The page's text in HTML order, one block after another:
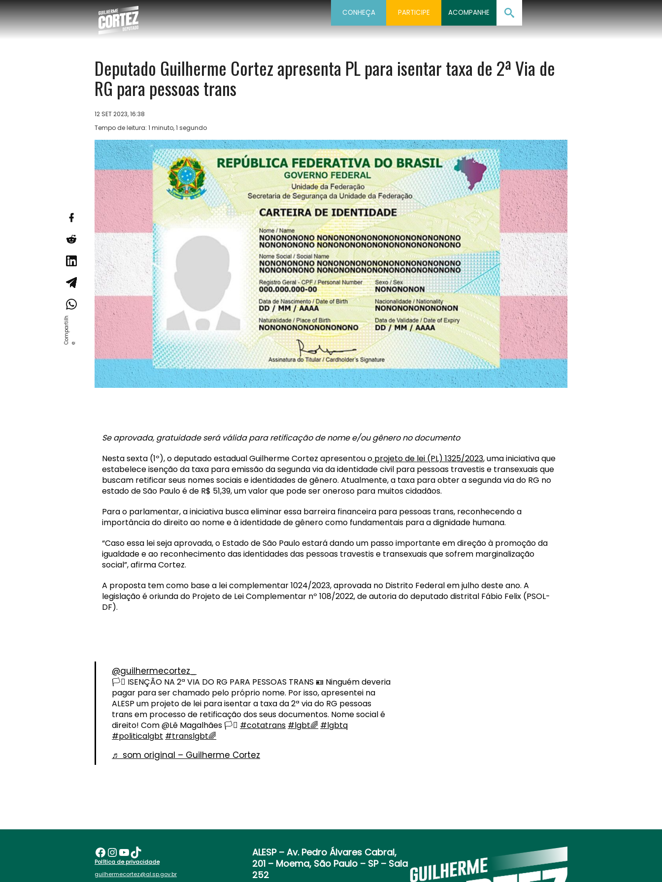
CONHEÇA PARTICIPE ACOMPANHE
Deputado Guilherme Cortez apresenta PL para isentar taxa de 2ª Via de
RG para pessoas trans
12 SET 2023, 16:38
Tempo de leitura: 1 minuto, 1 segundo
Se aprovada, gratuidade será válida para retificação de nome e/ou gênero no documento
Nesta sexta (1º), o deputado estadual Guilherme Cortez apresentou o projeto de lei (PL) 1325/2023, uma iniciativa que
estabelece isenção da taxa para emissão da segunda via da identidade civil para pessoas travestis e transexuais que
buscam retificar seus nomes sociais e identidades de gênero. Atualmente, a taxa para obter a segunda via do RG no
estado de São Paulo é de R$ 51,39, um valor que pode ser oneroso para muitos cidadãos.
Para o parlamentar, a iniciativa busca eliminar essa barreira financeira para pessoas trans, reconhecendo a
importância do direito ao nome e à identidade de gênero como fundamentais para a dignidade humana.
“Caso essa lei seja aprovada, o Estado de São Paulo estará dando um passo importante em direção à promoção da
igualdade e ao reconhecimento das identidades das pessoas travestis e transexuais que sofrem marginalização
social”, afirma Cortez.
A proposta tem como base a lei complementar 1024/2023, aprovada no Distrito Federal em julho deste ano. A
legislação é oriunda do Projeto de Lei Complementar nº 108/2022, de autoria do deputado distrital Fábio Felix (PSOL-
DF).
@guilhermecortez_
🏳️‍⚧️ ISENÇÃO NA 2ª VIA DO RG PARA PESSOAS TRANS 🪪 Ninguém deveria
pagar para ser chamado pelo próprio nome. Por isso, apresentei na
ALESP um projeto de lei para isentar a taxa da 2ª via do RG pessoas
trans em processo de retificação dos seus documentos. Nome social é
direito! Com @Lê Magalhães 🏳️‍⚧️ #cotatrans #lgbt🌈 #lgbtq
#politicalgbt #translgbt🌈
♬ som original – Guilherme Cortez
Facebook InstagramYoutube TikTok
Política de privacidade
guilhermecortez@al.sp.gov.br
ALESP – Av. Pedro Álvares Cabral,
201 – Moema, São Paulo – SP – Sala
252